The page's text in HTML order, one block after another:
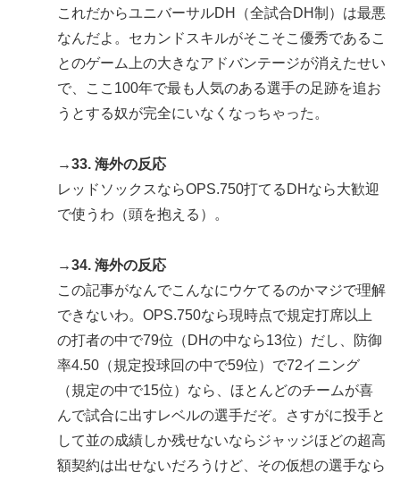
これだからユニバーサルDH（全試合DH制）は最悪
なんだよ。セカンドスキルがそこそこ優秀であるこ
とのゲーム上の大きなアドバンテージが消えたせい
で、ここ100年で最も人気のある選手の足跡を追お
うとする奴が完全にいなくなっちゃった。
→33. 海外の反応
レッドソックスならOPS.750打てるDHなら大歓迎
で使うわ（頭を抱える）。
→34. 海外の反応
この記事がなんでこんなにウケてるのかマジで理解
できないわ。OPS.750なら現時点で規定打席以上
の打者の中で79位（DHの中なら13位）だし、防御
率4.50（規定投球回の中で59位）で72イニング
（規定の中で15位）なら、ほとんどのチームが喜
んで試合に出すレベルの選手だぞ。さすがに投手と
して並の成績しか残せないならジャッジほどの超高
額契約は出せないだろうけど、その仮想の選手なら